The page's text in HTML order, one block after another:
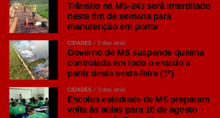
Trânsito na MS-243 será interditado
neste fim de semana para
manutenção em ponte
CIDADES 5 dias atrás
Governo de MS suspende queima
controlada em todo o estado a
partir desta sexta-feira (1º)
CIDADES 3 dias atrás
Escolas estaduais de MS preparam
volta às aulas para 10 de agosto